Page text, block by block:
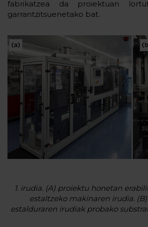
fabrikatzea da proiektuan
garrantzitsuenetako bat.
1. irudia. (A) proiektu honetan
estaltzeko makinaren irudia.
estalduraren irudiak probako